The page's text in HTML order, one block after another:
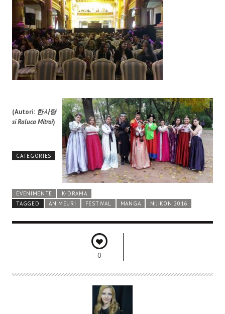
(Autori: 한사랑
si Raluca Mitroi)
CATEGORIES
EVENIMENTE
K-DRAMA
TAGGED
ANIMEURI FESTIVAL MANGA NIJIKON 2016
0